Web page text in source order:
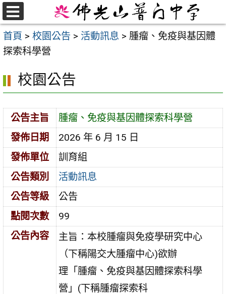
跳
至
主
要
首頁 > 校園公告 > 活動訊息 > 腫瘤、免疫與基因體
探索科學營
校園公告
公告主旨
腫瘤、免疫與基因體探索科學營
發佈日期
2026 年 6 月 15 日
發佈單位
訓育組
公告類別
活動訊息
公告等級
公告
點閱次數
99
公告內容
主旨：本校腫瘤與免疫學研究中心
（下稱陽交大腫瘤中心)欲辦
理「腫瘤、免疫與基因體探索科學
營」(下稱腫瘤探索科
選
單